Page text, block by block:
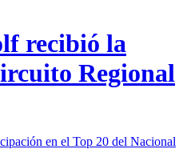
recibió la
Regional